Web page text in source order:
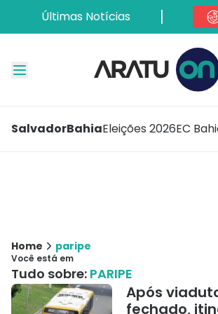
Últimas Notícias
SalvadorBahiaEleições 2026EC
Home paripe
Você está em
Tudo sobre: PARIPE
Após
fechado,